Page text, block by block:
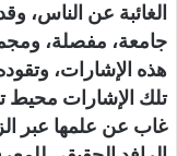
الغائبة عن الناس،
جامعة، مفصلة،
هذه الإشارات،
تلك الإشارات محيط
غاب عن علمها عبر